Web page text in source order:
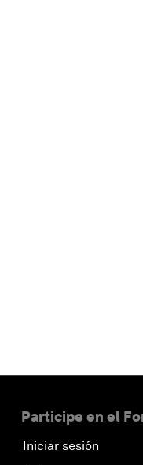
Participe en el
Iniciar sesión